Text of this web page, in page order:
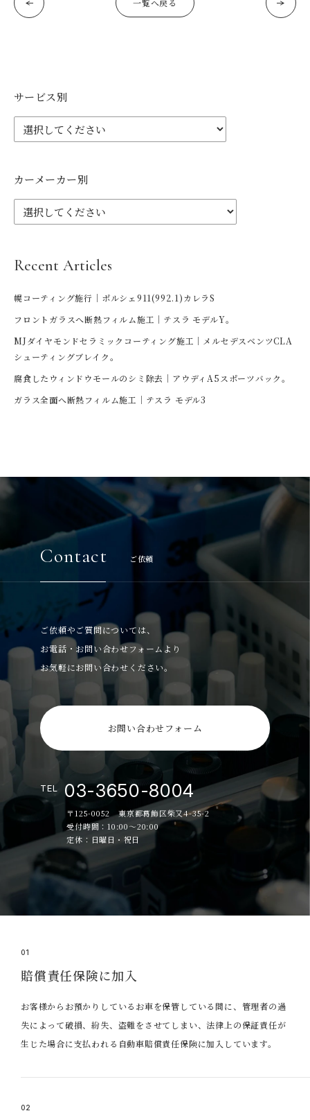
一覧へ戻る
サービス別
カーメーカー別
Recent Articles
幌コーティング施行｜ポルシェ911(992.1)カレラS
フロントガラスへ断熱フィルム施工｜テスラ モデルY。
MJダイヤモンドセラミックコーティング施工｜メルセデスベンツCLA
シューティングブレイク。
腐食したウィンドウモールのシミ除去｜アウディA5スポーツバック。
ガラス全面へ断熱フィルム施工｜テスラ モデル3
Contact ご依頼
ご依頼やご質問については、
お電話・お問い合わせフォームより
お気軽にお問い合わせください。
お問い合わせフォーム
TEL 03-3650-8004
〒125-0052 東京都葛飾区柴又4-35-2
受付時間：10:00～20:00
定休：日曜日・祝日
01
賠償責任保険に加入
お客様からお預かりしているお車を保管している間に、管理者の過
失によって破損、紛失、盗難をさせてしまい、法律上の保証責任が
生じた場合に支払われる自動車賠償責任保険に加入しています。
02